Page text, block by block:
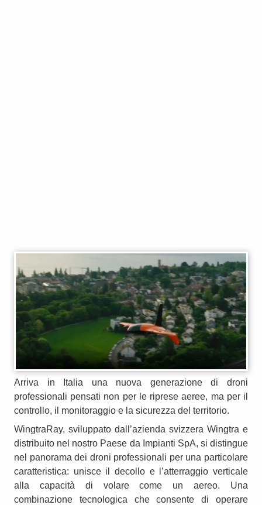
Arriva in Italia una nuova generazione di droni
professionali pensati non per le riprese aeree, ma per il
controllo, il monitoraggio e la sicurezza del territorio.
WingtraRay, sviluppato dall’azienda svizzera Wingtra e
distribuito nel nostro Paese da Impianti SpA, si distingue
nel panorama dei droni professionali per una particolare
caratteristica: unisce il decollo e l’atterraggio verticale
alla capacità di volare come un aereo. Una
combinazione tecnologica che consente di operare